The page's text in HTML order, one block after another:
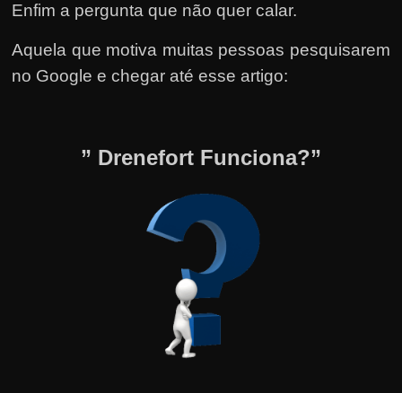
Enfim a pergunta que não quer calar.
Aquela que motiva muitas pessoas pesquisarem
no Google e chegar até esse artigo:
” Drenefort Funciona?”